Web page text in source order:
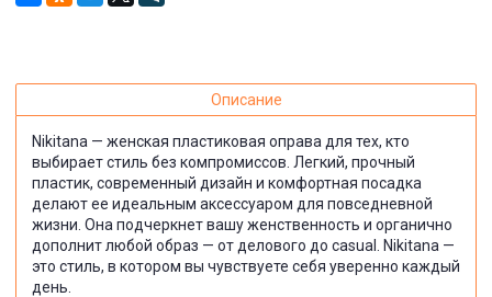
Описание
Nikitana — женская пластиковая оправа для тех, кто
выбирает стиль без компромиссов. Легкий, прочный
пластик, современный дизайн и комфортная посадка
делают ее идеальным аксессуаром для повседневной
жизни. Она подчеркнет вашу женственность и органично
дополнит любой образ — от делового до casual. Nikitana —
это стиль, в котором вы чувствуете себя уверенно каждый
день.